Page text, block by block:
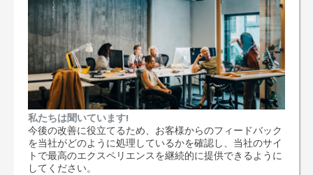
私たちは聞いています!
今後の改善に役立てるため、お客様からのフィードバック
を当社がどのように処理しているかを確認し、当社のサイ
トで最高のエクスペリエンスを継続的に提供できるように
してください。